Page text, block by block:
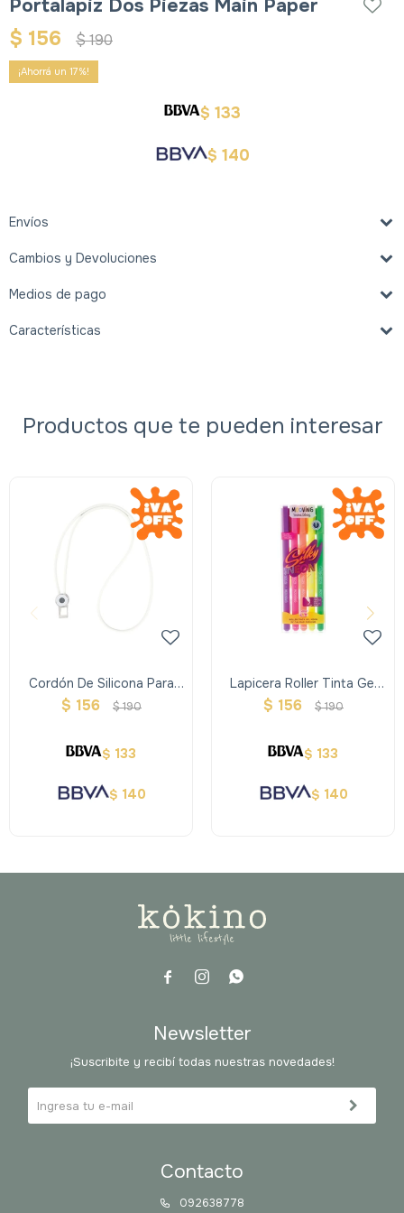
Portalapiz Dos Piezas Main Paper
$ 156 $190
17
$ 133
$ 140
Envíos
Cambios y Devoluciones
Medios de pago
Características
Productos que te pueden interesar
Cordón De Silicona Para
Tarjetero - Blanco
$ 156 $190
$ 133
$ 140
Lapicera Roller Tinta Gel
Neon X5
$ 156 $190
$ 133
$ 140
  
Contacto
092638778
Newsletter
¡Suscribite y recibí todas nuestras novedades!